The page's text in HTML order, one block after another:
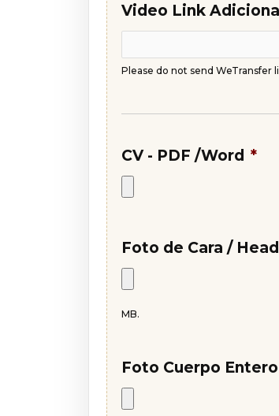
Video Link Adicional
Please do not send WeTransfer
CV - PDF /Word *
Foto de Cara /
MB.
Foto Cuerpo